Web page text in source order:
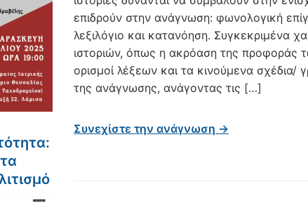
επιδρούν στην ανάγνωση: φωνολογική
λεξιλόγιο και κατανόηση. Συγκεκριμένα
ιστοριών, όπως η ακρόαση της προφοράς
ορισμοί λέξεων και τα κινούμενα σχέδια/
της ανάγνωσης, ανάγοντας τις […]
Συνεχίστε την ανάγνωση →